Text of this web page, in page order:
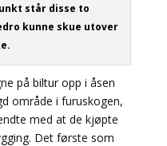
står disse to
kunne skue utover
på biltur opp i åsen
område i furuskogen,
med at de kjøpte
Det første som